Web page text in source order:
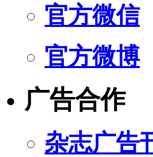
官方微信
官方微博
广告合作
杂志广告